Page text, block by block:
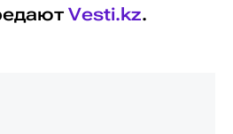
Vesti.kz.